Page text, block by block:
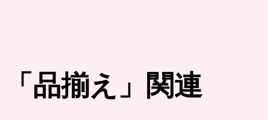
「 品揃え 」関連